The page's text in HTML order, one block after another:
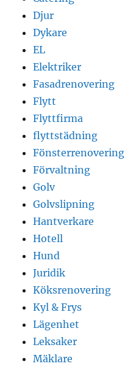
Djur
Dykare
EL
Elektriker
Fasadrenovering
Flytt
Flyttfirma
flyttstädning
Fönsterrenovering
Förvaltning
Golv
Golvslipning
Hantverkare
Hotell
Hund
Juridik
Köksrenovering
Kyl & Frys
Lägenhet
Leksaker
Mäklare